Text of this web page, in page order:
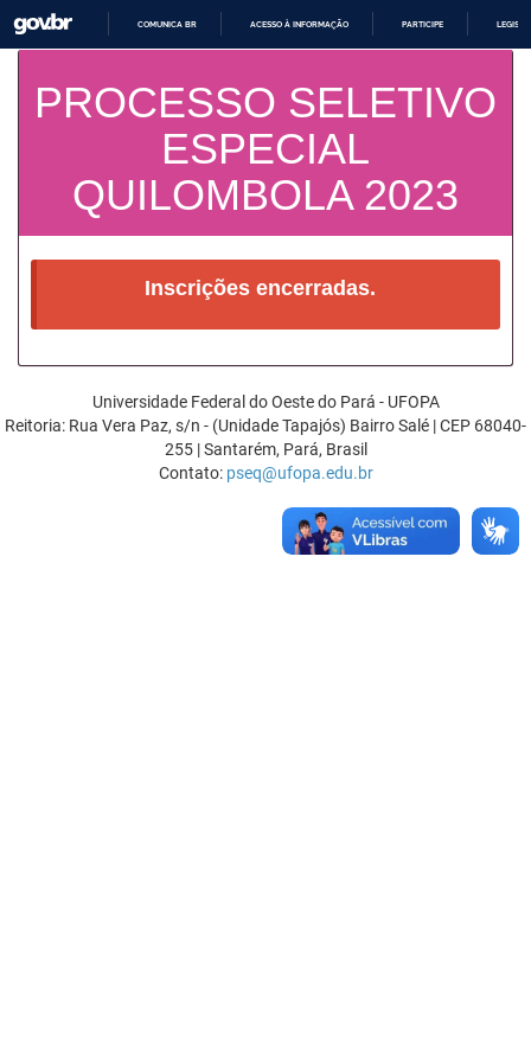
P
A
A
O
N
E
O
COMUNICA BR ACESSO À INFORMAÇÃO PARTICIPE
PROCESSO SELETIVO
ESPECIAL
QUILOMBOLA 2023
Inscrições encerradas.
Universidade Federal do Oeste do Pará - UFOPA
Reitoria: Rua Vera Paz, s/n - (Unidade Tapajós) Bairro Salé | CEP 68040-
255 | Santarém, Pará, Brasil
Contato: pseq@ufopa.edu.br